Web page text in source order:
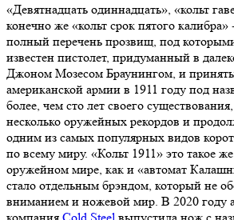
«Девятнадцать одиннадцать», «кольт
конечно же «кольт срок пятого калибра»
полный перечень прозвищ, под
известен пистолет, придуманный в
Джоном Мозесом Браунингом, и
американской армии в 1911 году под
более, чем сто лет своего
несколько оружейных рекордов и
одним из самых популярных видов
по всему миру. «Кольт 1911» это такое
оружейном мире, как и «автомат
стало отдельным брэндом, который не
вниманием и ножевой мир. В 2020 году